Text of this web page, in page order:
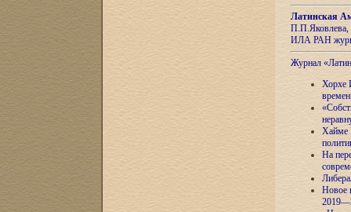
Латинская
П.П.Яковлева,
ИЛА РАН
Журнал
Хорхе
Хайме
На
Новое